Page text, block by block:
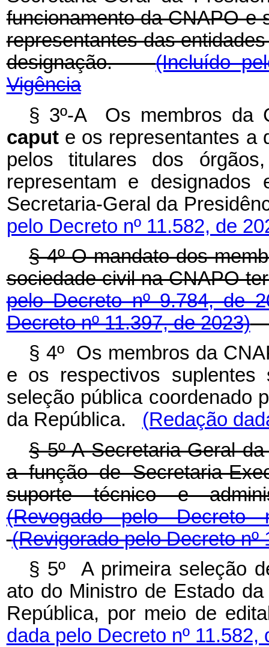
funcionamento da CNAPO e
representantes das
designação.(Incluído
Vigência
§ 3º-A Os membros da
capute os representantes a
pelos titulares dos
representam e
Secretaria-Geral da
pelo Decreto nº 11.582, de
§ 4º O mandato dos
sociedade civil na CNAPO
pelo Decreto nº 9.784, de
Decreto nº 11.397, de 2023)
§ 4º Os membros da
e os respectivos suplentes
seleção pública coordenado
da República. (Redação
§ 5º A Secretaria-Geral
a função de Secretaria-
suporte técnico e
(Revogado pelo
(Revigorado pelo Decreto nº
§ 5º A primeira seleção
ato do Ministro de Estado
República, por meio de
dada pelo Decreto nº 11.582,